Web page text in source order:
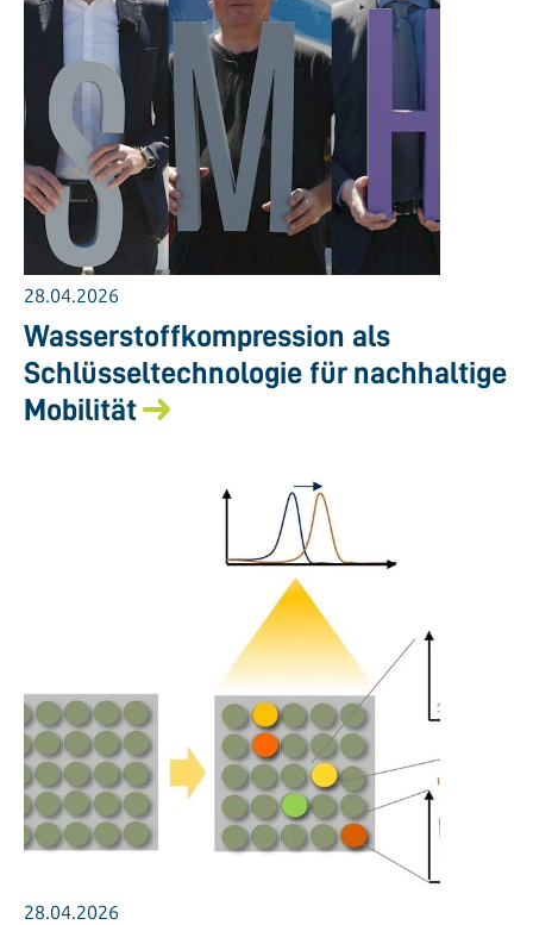
28.04.2026
Wasserstoffkompression als
Schlüsseltechnologie für nachhaltige
Mobilität
28.04.2026